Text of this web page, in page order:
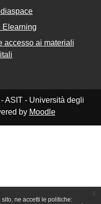
ne accetti le politiche:
Elearning
accesso ai materiali
ASIT - Università degli
by Moodle